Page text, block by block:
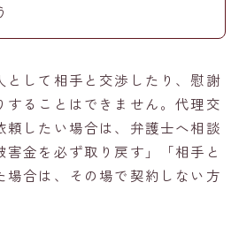
として相手と交渉したり、慰謝
することはできません。代理交
頼したい場合は、弁護士へ相談
害金を必ず取り戻す」「相手と
場合は、その場で契約しない方